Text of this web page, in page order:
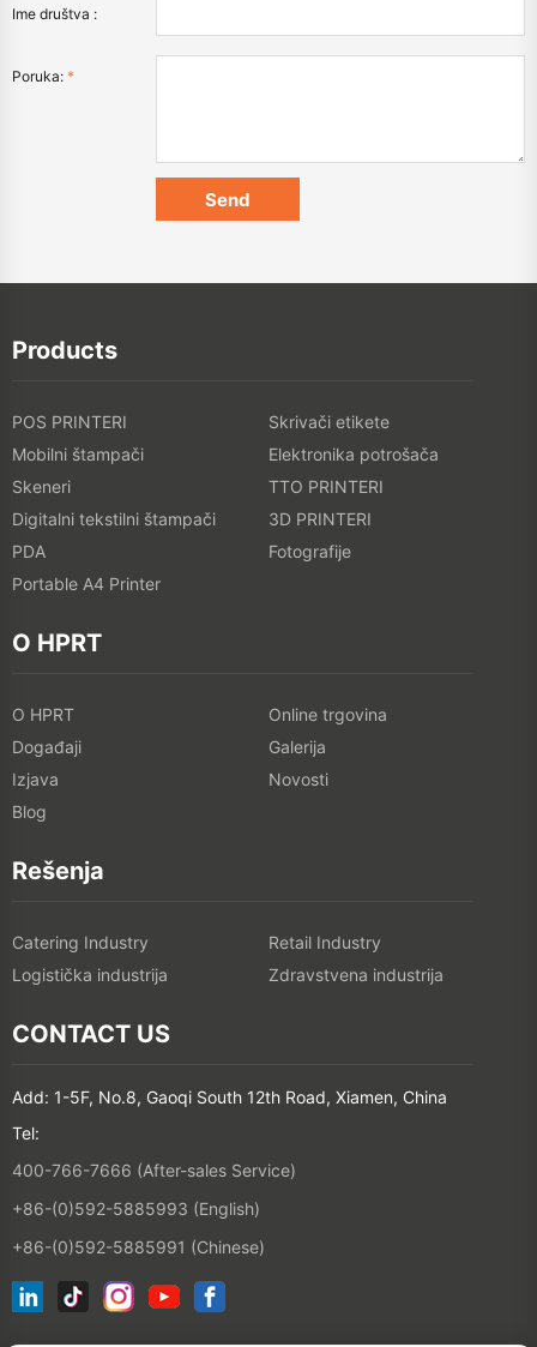
Ime društva :
Poruka: *
Products
POS PRINTERI
Skrivači etikete
Mobilni štampači
Elektronika potrošača
Skeneri
TTO PRINTERI
Digitalni tekstilni štampači
3D PRINTERI
PDA
Fotografije
Portable A4 Printer
O HPRT
O HPRT
Online trgovina
Događaji
Galerija
Izjava
Novosti
Blog
Rešenja
Catering Industry
Retail Industry
Logistička industrija
Zdravstvena industrija
CONTACT US
Add: 1-5F, No.8, Gaoqi South 12th Road, Xiamen, China
Tel:
400-766-7666 (After-sales Service)
+86-(0)592-5885993 (English)
+86-(0)592-5885991 (Chinese)